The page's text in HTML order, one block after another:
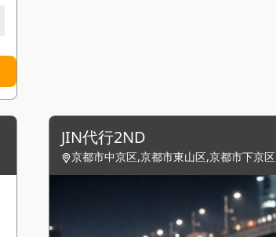
JIN代行2ND
京都市中京区,京都市東山区,京都市下京区